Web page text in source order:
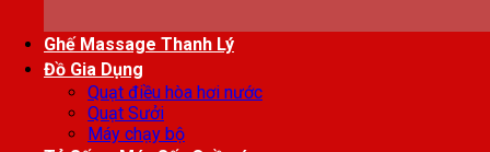
Ghế Massage Thanh Lý
Đồ Gia Dụng
Quạt điều hòa hơi nước
Quạt Sưởi
Máy chạy bộ